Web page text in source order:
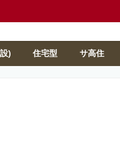
) 住宅型 サ高住